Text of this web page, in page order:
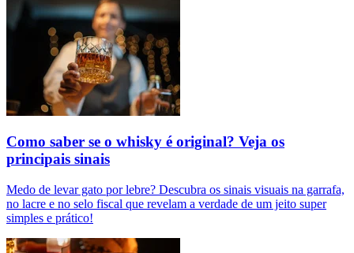
Como saber se o whisky é original? Veja os
principais sinais
Medo de levar gato por lebre? Descubra os sinais visuais na garrafa,
no lacre e no selo fiscal que revelam a verdade de um jeito super
simples e prático!